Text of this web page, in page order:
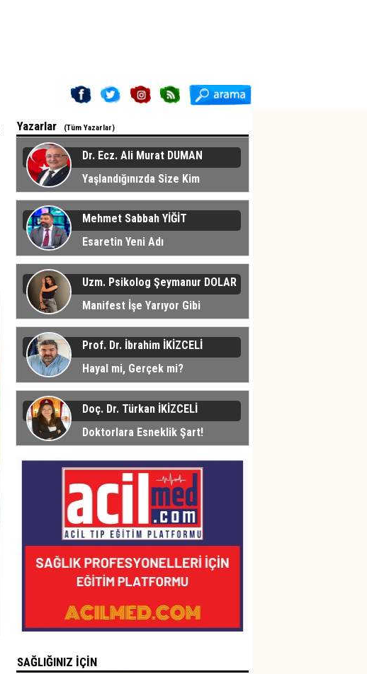
Yazarlar (Tüm Yazarlar)
Dr. Ecz. Ali Murat DUMAN
Yaşlandığınızda Size Kim
Bakacak?
Mehmet Sabbah YİĞİT
Esaretin Yeni Adı
Uzm. Psikolog Şeymanur DOLAR
Manifest İşe Yarıyor Gibi
Görünüyor... Peki Neden?
Prof. Dr. İbrahim İKİZCELİ
Hayal mi, Gerçek mi?
Doç. Dr. Türkan İKİZCELİ
Doktorlara Esneklik Şart!
SAĞLIĞINIZ İÇİN